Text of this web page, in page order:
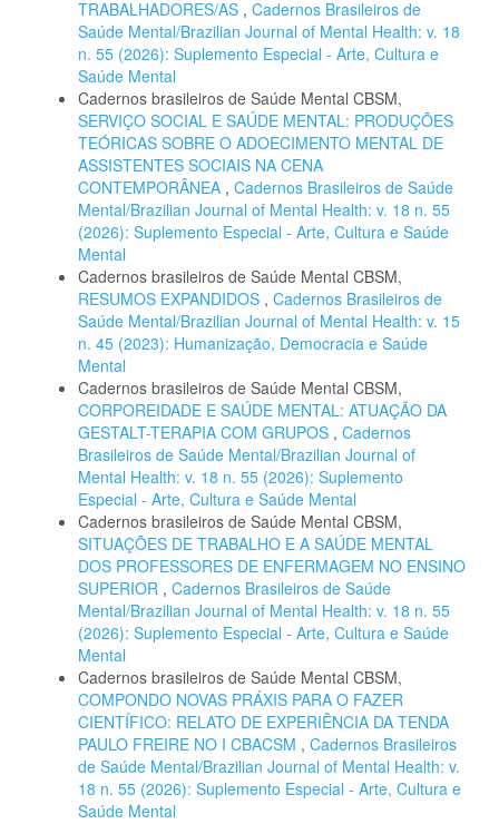
TRABALHADORES/AS , Cadernos Brasileiros de
Saúde Mental/Brazilian Journal of Mental Health: v. 18
n. 55 (2026): Suplemento Especial - Arte, Cultura e
Saúde Mental
Cadernos brasileiros de Saúde Mental CBSM,
SERVIÇO SOCIAL E SAÚDE MENTAL: PRODUÇÕES
TEÓRICAS SOBRE O ADOECIMENTO MENTAL DE
ASSISTENTES SOCIAIS NA CENA
CONTEMPORÂNEA , Cadernos Brasileiros de Saúde
Mental/Brazilian Journal of Mental Health: v. 18 n. 55
(2026): Suplemento Especial - Arte, Cultura e Saúde
Mental
Cadernos brasileiros de Saúde Mental CBSM,
RESUMOS EXPANDIDOS , Cadernos Brasileiros de
Saúde Mental/Brazilian Journal of Mental Health: v. 15
n. 45 (2023): Humanização, Democracia e Saúde
Mental
Cadernos brasileiros de Saúde Mental CBSM,
CORPOREIDADE E SAÚDE MENTAL: ATUAÇÃO DA
GESTALT-TERAPIA COM GRUPOS , Cadernos
Brasileiros de Saúde Mental/Brazilian Journal of
Mental Health: v. 18 n. 55 (2026): Suplemento
Especial - Arte, Cultura e Saúde Mental
Cadernos brasileiros de Saúde Mental CBSM,
SITUAÇÕES DE TRABALHO E A SAÚDE MENTAL
DOS PROFESSORES DE ENFERMAGEM NO ENSINO
SUPERIOR , Cadernos Brasileiros de Saúde
Mental/Brazilian Journal of Mental Health: v. 18 n. 55
(2026): Suplemento Especial - Arte, Cultura e Saúde
Mental
Cadernos brasileiros de Saúde Mental CBSM,
COMPONDO NOVAS PRÁXIS PARA O FAZER
CIENTÍFICO: RELATO DE EXPERIÊNCIA DA TENDA
PAULO FREIRE NO I CBACSM , Cadernos Brasileiros
de Saúde Mental/Brazilian Journal of Mental Health: v.
18 n. 55 (2026): Suplemento Especial - Arte, Cultura e
Saúde Mental